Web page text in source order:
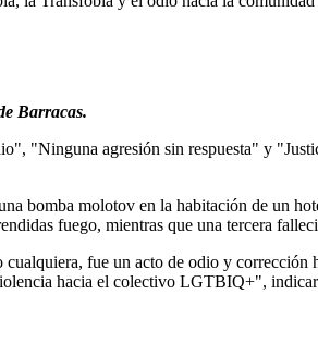
Barracas.
agresión sin respuesta" y
bomba molotov en la habitación de un
fuego, mientras que una tercera
fue un acto de odio y corrección
hacia el colectivo LGTBIQ+",